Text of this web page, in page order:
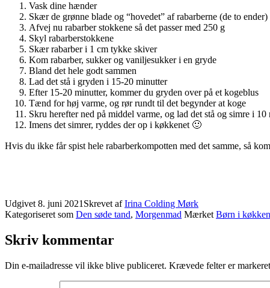
Vask dine hænder
Skær de grønne blade og “hovedet” af rabarberne (de to ender)
Afvej nu rabarber stokkene så det passer med 250 g
Skyl rabarberstokkene
Skær rabarber i 1 cm tykke skiver
Kom rabarber, sukker og vaniljesukker i en gryde
Bland det hele godt sammen
Lad det stå i gryden i 15-20 minutter
Efter 15-20 minutter, kommer du gryden over på et kogeblus
Tænd for høj varme, og rør rundt til det begynder at koge
Skru herefter ned på middel varme, og lad det stå og simre i
Imens det simrer, ryddes der op i køkkenet 🙂
Hvis du ikke får spist hele rabarberkompotten med det samme, så
Udgivet 8. juni 2021 Skrevet afIrina Colding Mørk
Kategoriseret som Den søde tand, Morgenmad Mærket Børn i
Skriv kommentar
Din e-mailadresse vil ikke blive publiceret. Krævede felter er